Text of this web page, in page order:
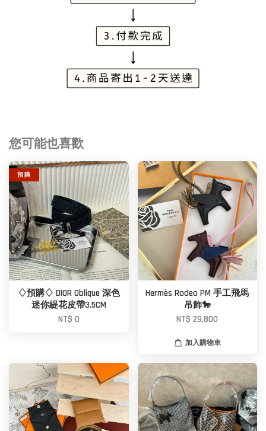
您可能也喜歡
預 購
♢預購♢ DIOR Oblique 深色
迷你緹花皮帶3.5CM
NT$ 0
Hermès Rodeo PM 手工飛馬
吊飾🐎
NT$ 29,800
加入購物車